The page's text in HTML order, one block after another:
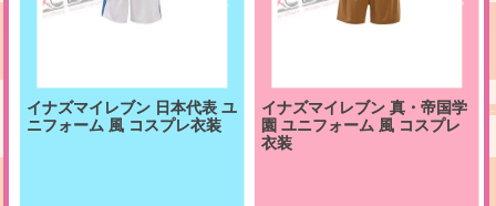
イナズマイレブン 日本代表 ユ
ニフォーム 風 コスプレ衣装
イナズマイレブン 真・帝国学
園 ユニフォーム 風 コスプレ
衣装